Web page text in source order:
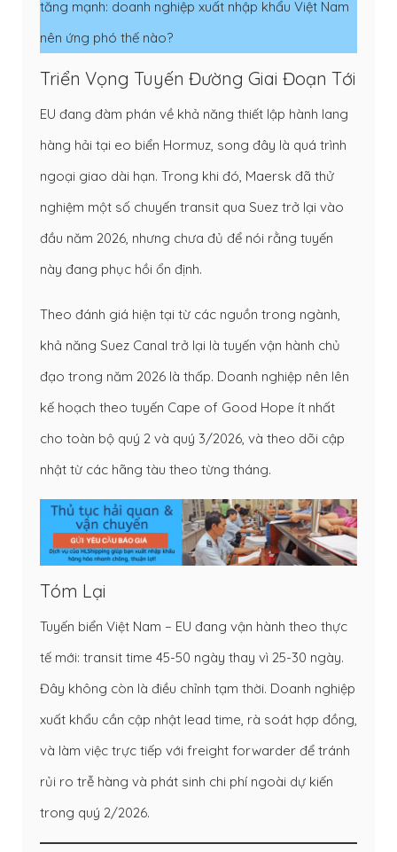
tăng mạnh: doanh nghiệp xuất nhập khẩu Việt Nam
nên ứng phó thế nào?
Triển Vọng Tuyến Đường Giai Đoạn Tới
EU đang đàm phán về khả năng thiết lập hành lang
hàng hải tại eo biển Hormuz, song đây là quá trình
ngoại giao dài hạn. Trong khi đó, Maersk đã thử
nghiệm một số chuyến transit qua Suez trở lại vào
đầu năm 2026, nhưng chưa đủ để nói rằng tuyến
này đang phục hồi ổn định.
Theo đánh giá hiện tại từ các nguồn trong ngành,
khả năng Suez Canal trở lại là tuyến vận hành chủ
đạo trong năm 2026 là thấp. Doanh nghiệp nên lên
kế hoạch theo tuyến Cape of Good Hope ít nhất
cho toàn bộ quý 2 và quý 3/2026, và theo dõi cập
nhật từ các hãng tàu theo từng tháng.
Tóm Lại
Tuyến biển Việt Nam – EU đang vận hành theo thực
tế mới: transit time 45-50 ngày thay vì 25-30 ngày.
Đây không còn là điều chỉnh tạm thời. Doanh nghiệp
xuất khẩu cần cập nhật lead time, rà soát hợp đồng,
và làm việc trực tiếp với freight forwarder để tránh
rủi ro trễ hàng và phát sinh chi phí ngoài dự kiến
trong quý 2/2026.